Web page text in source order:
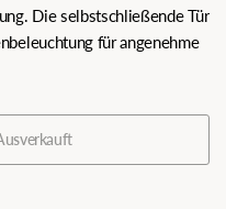
Die selbstschließende Tür
für angenehme